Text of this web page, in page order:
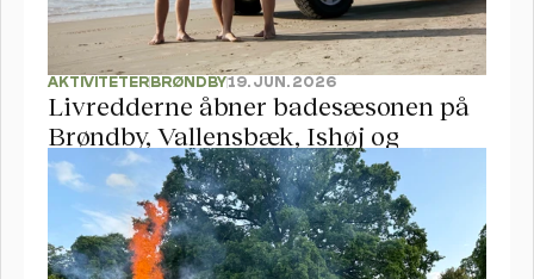
AKTIVITETER BRØNDBY19. JUN. 2026
Livredderne åbner badesæsonen på
Brøndby, Vallensbæk, Ishøj og
Hundige Strand